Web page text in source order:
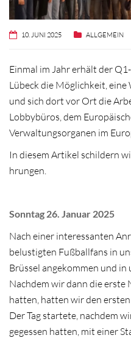
10. JUNI 2025 ALLGEMEIN
Einmal im Jahr erhält der
Lübeck die Möglichkeit, eine
und sich dort vor Ort die
Lobbybüros, dem
Verwaltungsorganen im
In diesem Artikel schildern
hrungen.
Sonntag 26. Januar 2025
Nach einer interessanten
belustigten Fußballfans in
Brüssel angekommen und in
Nachdem wir dann die erste
hatten, hatten wir den
Der Tag startete, nachdem
gegessen hatten, mit einer